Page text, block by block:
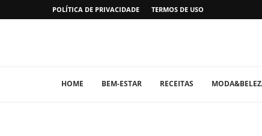
POLÍTICA DE PRIVACIDADE TERMOS DE USO
HOME BEM-ESTAR RECEITAS